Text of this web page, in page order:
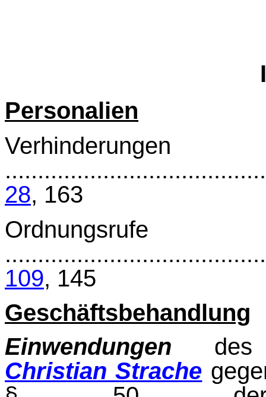
Personalien
Verhinderungen
28, 163
Ordnungsrufe
109, 145
Geschäftsbehandlung
Einwendungen des
Christian Strache